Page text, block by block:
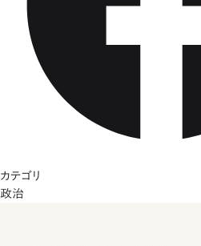
カテゴリ
政治